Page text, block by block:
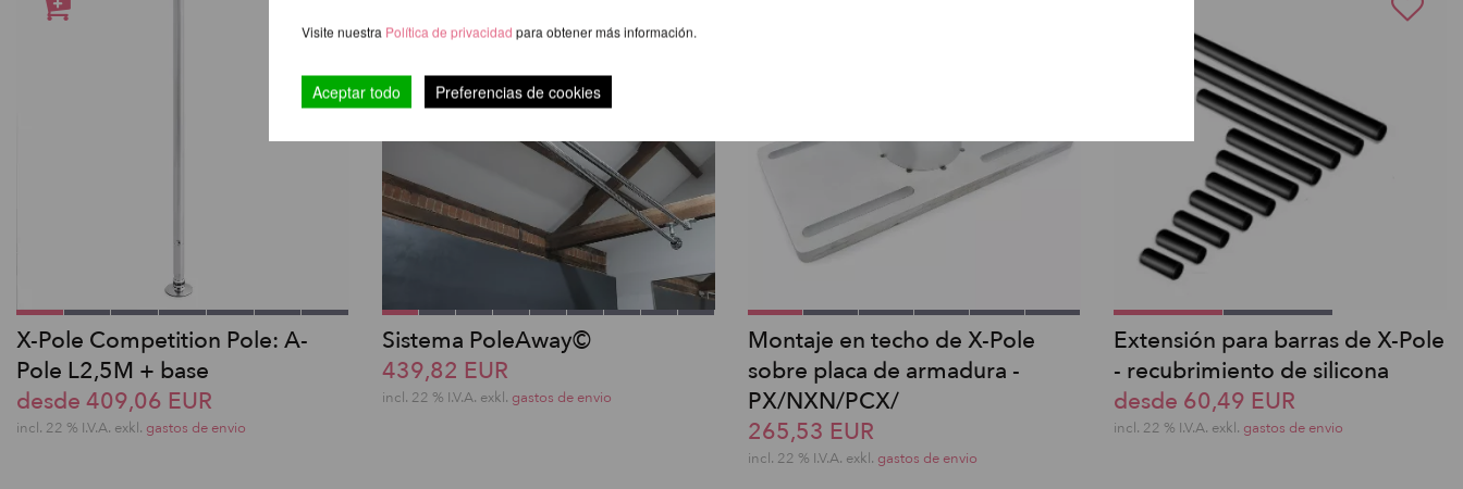
X-Pole Competition Pole: A-
Pole L2,5M + base
desde 409,06 EUR
incl. 22 % I.V.A. exkl. gastos de envio
Sistema PoleAway©
439,82 EUR
incl. 22 % I.V.A. exkl. gastos de envio
Montaje en techo de X-Pole
sobre placa de armadura -
PX/NXN/PCX/
265,53 EUR
incl. 22 % I.V.A. exkl. gastos de envio
Extensión para barras de X-Pole
- recubrimiento de silicona
desde 60,49 EUR
incl. 22 % I.V.A. exkl. gastos de envio
Visite nuestra Política de privacidad para obtener más información.
Aceptar todo Preferencias de cookies